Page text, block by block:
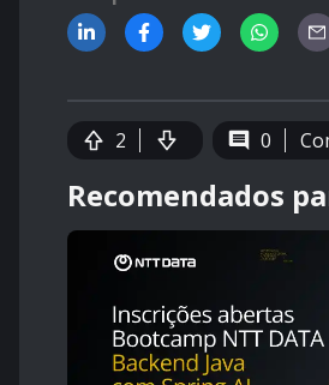
2 0
Recomendados